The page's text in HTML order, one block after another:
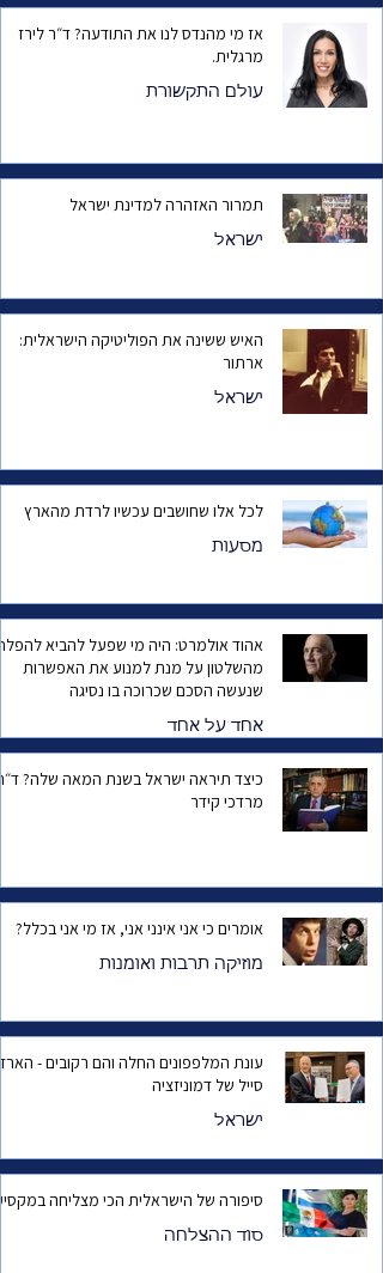
אז מי מהנדס לנו את התודעה? ד״ר לירז
מרגלית.
עולם התקשורת
תמרור האזהרה למדינת ישראל
ישראל
האיש ששינה את הפוליטיקה הישראלית:
ארתור
ישראל
לכל אלו שחושבים עכשיו לרדת מהארץ
מסעות
אהוד אולמרט: היה מי שפעל להביא
מהשלטון על מנת למנוע את האפשרות
שנעשה הסכם שכרוכה בו נסיגה
אחד על אחד
כיצד תיראה ישראל בשנת המאה
מרדכי קידר
אומרים כי אני אינני אני, אז מי אני בכלל?
מוזיקה תרבות ואומנות
עונת המלפפונים החלה והם רקובים -
סייל של דמוניזציה
ישראל
סיפורה של הישראלית הכי מצליחה
סוד ההצלחה